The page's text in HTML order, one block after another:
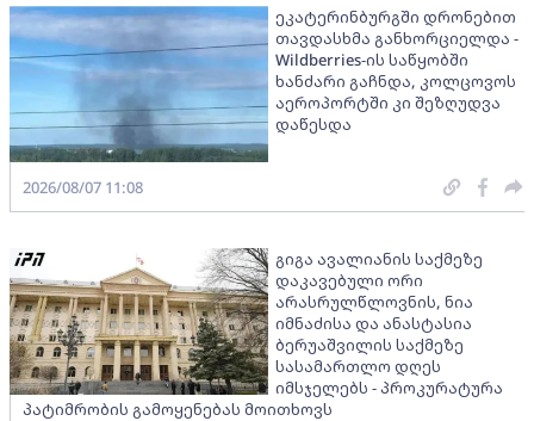
ეკატერინბურგში დრონებით
თავდასხმა განხორციელდა -
Wildberries-ის საწყობში
ხანძარი გაჩნდა, კოლცოვოს
აეროპორტში კი შეზღუდვა
დაწესდა
2026/08/07 11:08
გიგა ავალიანის საქმეზე
დაკავებული ორი
არასრულწლოვნის, ნია
იმნაძისა და ანასტასია
ბერუაშვილის საქმეზე
სასამართლო დღეს
იმსჯელებს - პროკურატურა
პატიმრობის გამოყენებას მოითხოვს